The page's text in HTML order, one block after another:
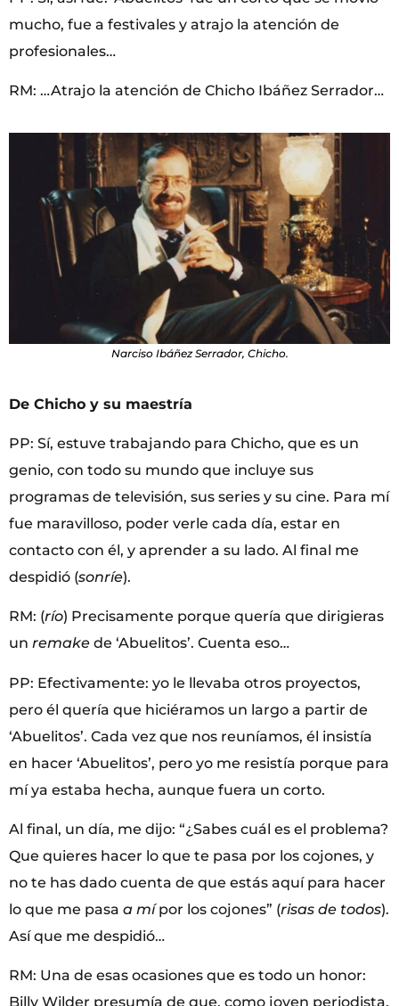
mucho, fue a festivales y atrajo la atención de
profesionales…
RM: …Atrajo la atención de Chicho Ibáñez Serrador…
Narciso Ibáñez Serrador, Chicho.
De Chicho y su maestría
PP: Sí, estuve trabajando para Chicho, que es un
genio, con todo su mundo que incluye sus
programas de televisión, sus series y su cine. Para mí
fue maravilloso, poder verle cada día, estar en
contacto con él, y aprender a su lado. Al final me
despidió (sonríe).
RM: (río) Precisamente porque quería que dirigieras
un remake de ‘Abuelitos’. Cuenta eso…
PP: Efectivamente: yo le llevaba otros proyectos,
pero él quería que hiciéramos un largo a partir de
‘Abuelitos’. Cada vez que nos reuníamos, él insistía
en hacer ‘Abuelitos’, pero yo me resistía porque para
mí ya estaba hecha, aunque fuera un corto.
Al final, un día, me dijo: “¿Sabes cuál es el problema?
Que quieres hacer lo que te pasa por los cojones, y
no te has dado cuenta de que estás aquí para hacer
lo que me pasa a mípor los cojones” (risas de todos).
Así que me despidió…
RM: Una de esas ocasiones que es todo un honor:
Billy Wilder presumía de que, como joven periodista,